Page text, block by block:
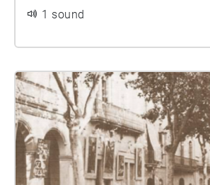
1 sound